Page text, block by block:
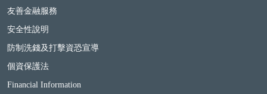
友善金融服務
安全性說明
防制洗錢及打擊資恐宣導
個資保護法
Financial Information